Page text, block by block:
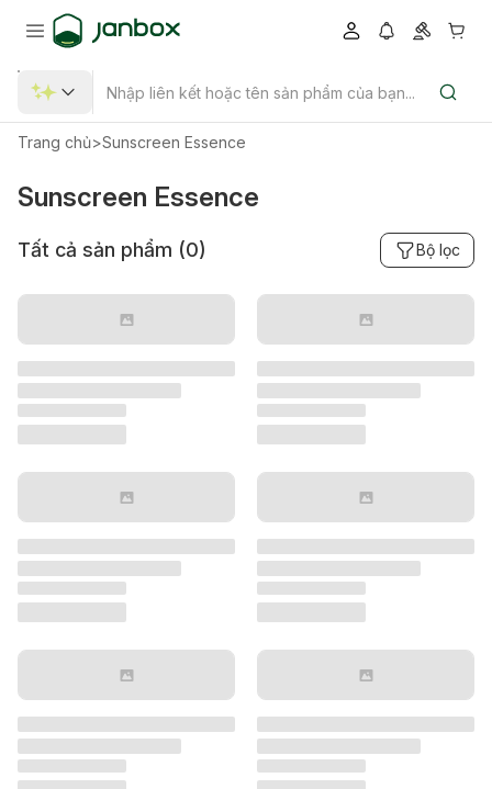
Trang chủ>Sunscreen Essence
Sunscreen Essence
Tất cả sản phẩm (0) Bộ lọc